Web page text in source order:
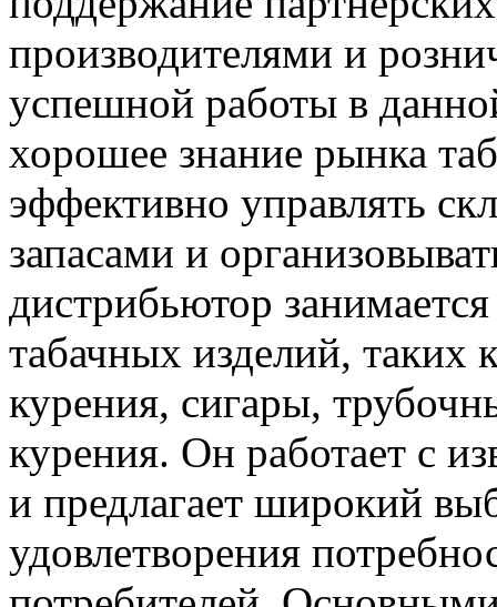
производителями и
успешной работы в
хорошее знание рынка
эффективно управлять
запасами и
дистрибьютор
табачных изделий, таких
курения, сигары,
курения. Он работает с
и предлагает широкий
удовлетворения